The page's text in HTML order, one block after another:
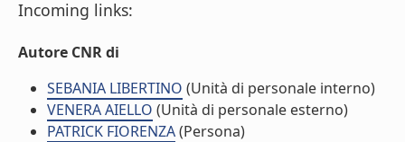
Incoming links:
Autore CNR di
SEBANIA LIBERTINO (Unità di personale interno)
VENERA AIELLO (Unità di personale esterno)
PATRICK FIORENZA(Persona)